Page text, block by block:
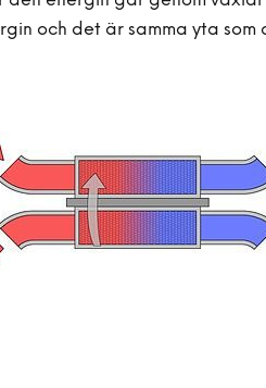
och det är samma yta som